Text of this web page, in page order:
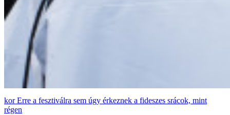
Erre a fesztiválra sem úgy érkeznek a fideszes srácok, mint
régen